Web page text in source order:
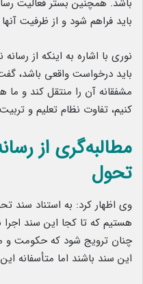
باشد. همچنین بستر فعالیت
باید فراهم شود و از ظرفیت
نوری با اشاره به اینکه از
باید درخواست واقعی باشد،
مشفقانه آن را منتقل کند و ما
کنیم، تفاوت نظام تعلیم و
مطالبه‌گری از
تحول
وی اظهار کرد: به استناد سند
هستیم که تا کجا این سند
چنان ترویج شود که حکومت و
این سند باشند اما متأسفانه